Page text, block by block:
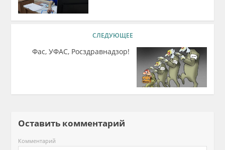
СЛЕДУЮЩЕЕ
Фас, УФАС, Росздравнадзор!
Оставить комментарий
Комментарий